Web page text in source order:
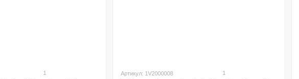
1 Артикул: 1V2000008 1